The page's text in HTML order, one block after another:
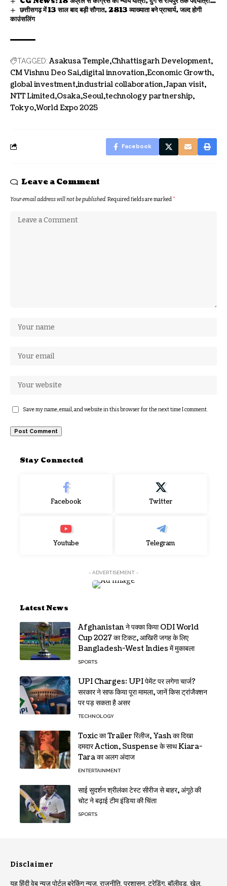
छत्तीसगढ़ में 13 साल बाद बड़ी सौगात, 2813 व्याख्याता बने प्राचार्य, जल्द होगी
काउंसलिंग
TAGGED: Asakusa Temple Chhattisgarh Development
CM Vishnu Deo Sai digital innovation Economic Growth
global investment industrial collaboration Japan visit
NTT Limited Osaka Seoul technology partnership
Tokyo World Expo 2025
Facebook
Leave a Comment
Your email address will not be published.Required fields are marked*
Save my name, email, and website in this browser for the next time I comment.
Stay Connected
Facebook Twitter
Youtube Telegram
- ADVERTISEMENT -
Latest News
Afghanistan ने पक्का किया ODI World
Cup 2027 का टिकट, आखिरी जगह के लिए
Bangladesh-West Indies में मुकाबला
SPORTS
UPI Charges: UPI पेमेंट पर लगेगा चार्ज?
सरकार ने साफ किया पूरा मामला, जानें किस ट्रांजैक्शन
पर पड़ सकता है असर
TECHNOLOGY
Toxic का Trailer रिलीज, Yash का दिखा
दमदार Action, Suspense के साथ Kiara-
Tara का अलग अंदाज
ENTERTAINMENT
साई सुदर्शन श्रीलंका टेस्ट सीरीज से बाहर, अंगूठे की
चोट ने बढ़ाई टीम इंडिया की चिंता
SPORTS
Disclaimer
यह हिंदी वेब न्यूज़ पोर्टल ब्रेकिंग न्यूज़, राजनीति, प्रशासन, ट्रेडिंग, बॉलीवुड, खेल,